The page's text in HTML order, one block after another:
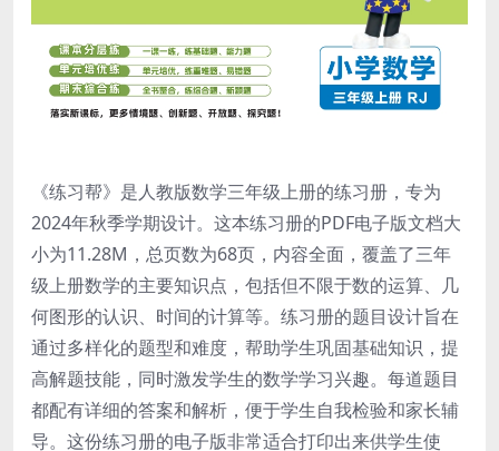
《练习帮》是人教版数学三年级上册的练习册，专为
2024年秋季学期设计。这本练习册的PDF电子版文档大
小为11.28M，总页数为68页，内容全面，覆盖了三年
级上册数学的主要知识点，包括但不限于数的运算、几
何图形的认识、时间的计算等。练习册的题目设计旨在
通过多样化的题型和难度，帮助学生巩固基础知识，提
高解题技能，同时激发学生的数学学习兴趣。每道题目
都配有详细的答案和解析，便于学生自我检验和家长辅
导。这份练习册的电子版非常适合打印出来供学生使